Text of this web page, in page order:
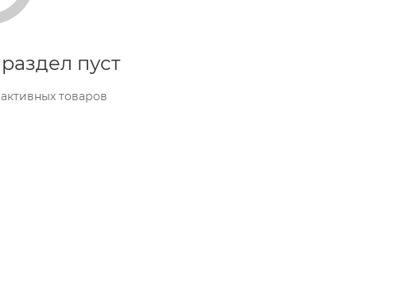
пуст
товаров